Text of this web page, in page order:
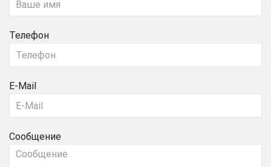
Телефон
E-Mail
Сообщение